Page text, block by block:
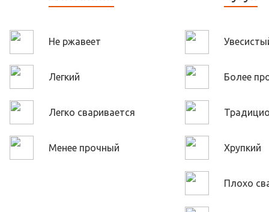
Не ржавеет
Легкий Более
Легко сваривается
Менее прочный Хрупкий
Плохо